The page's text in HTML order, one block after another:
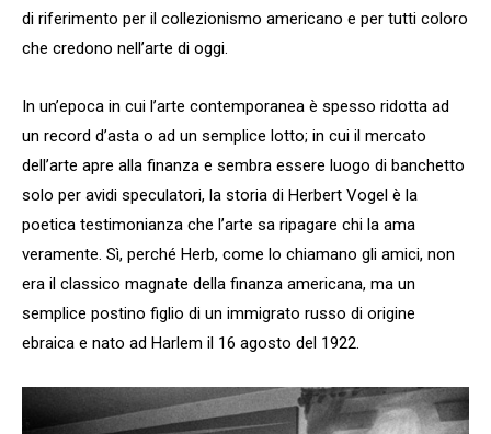
di riferimento per il collezionismo americano e per tutti coloro
che credono nell’arte di oggi.
In un’epoca in cui l’arte contemporanea è spesso ridotta ad
un record d’asta o ad un semplice lotto; in cui il mercato
dell’arte apre alla finanza e sembra essere luogo di banchetto
solo per avidi speculatori, la storia di Herbert Vogel è la
poetica testimonianza che l’arte sa ripagare chi la ama
veramente. Sì, perché Herb, come lo chiamano gli amici, non
era il classico magnate della finanza americana, ma un
semplice postino figlio di un immigrato russo di origine
ebraica e nato ad Harlem il 16 agosto del 1922.